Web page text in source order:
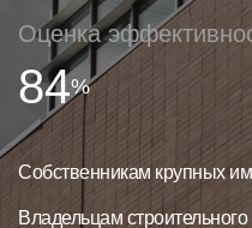
Оценка
84%
Собственникам крупных
Владельцам строительного